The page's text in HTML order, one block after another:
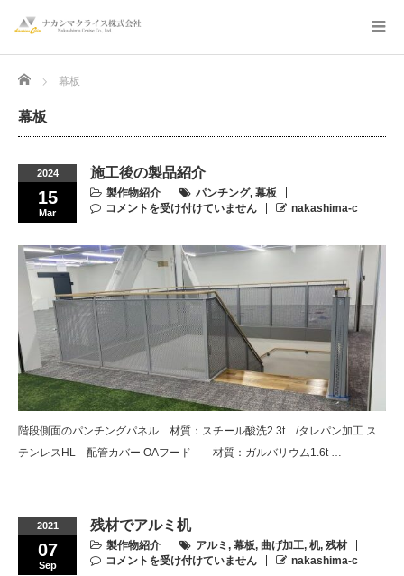
Home 幕板
幕板
2024
15
Mar
施工後の製品紹介
製作物紹介 パンチング, 幕板
コメントを受け付けていません
nakashima-c
階段側面のパンチングパネル 材質：スチール酸洗2.3t /タレパン加工 ス
テンレスHL 配管カバー OAフード 材質：ガルバリウム1.6t …
2021
07
Sep
残材でアルミ机
製作物紹介 アルミ , 幕板, 曲げ加工, 机, 残材
コメントを受け付けていません
nakashima-c